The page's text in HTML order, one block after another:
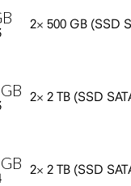
2× 500 GB (SSD
GB 2× 2 TB (SSD
GB 2× 2 TB (SSD